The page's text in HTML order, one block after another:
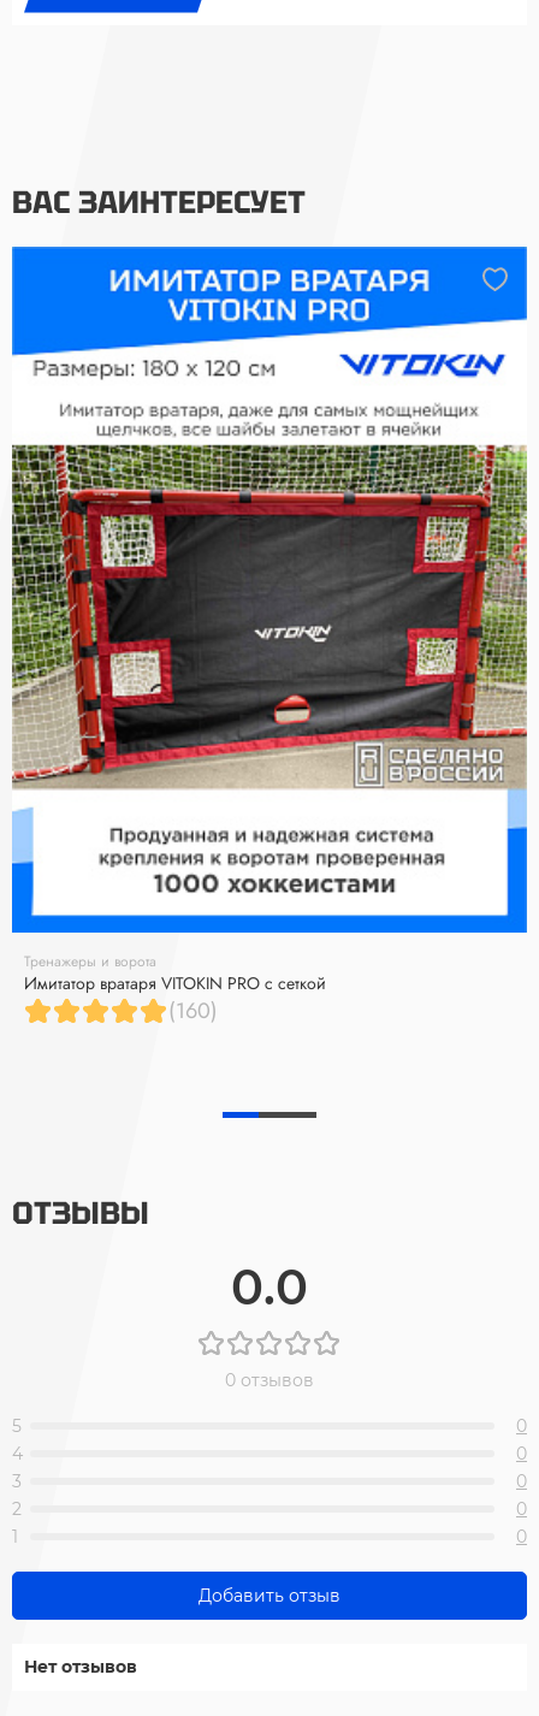
ВАС ЗАИНТЕРЕСУЕТ
Тренажеры и ворота
Имитатор вратаря VITOKIN PRO с сеткой
(160)
ОТЗЫВЫ
0.0
0 отзывов
5
0
4
0
3
0
2
0
1
0
Добавить отзыв
Нет отзывов